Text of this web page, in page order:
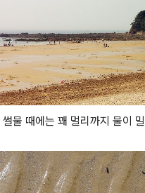
물 때에는 꽤 멀리까지 물이